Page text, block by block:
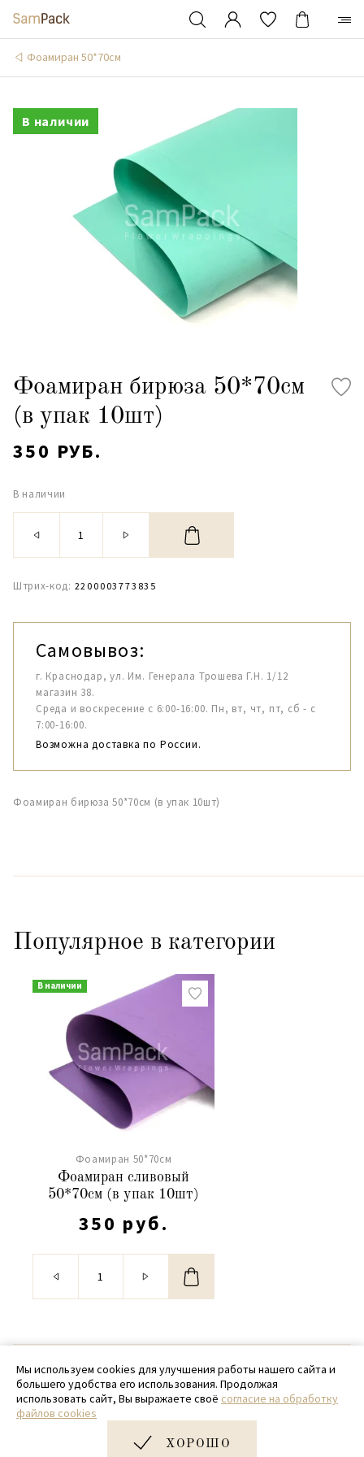
Фоамиран 50*70см
В наличии
Фоамиран бирюза 50*70см
(в упак 10шт)
350 РУБ.
В наличии
Штрих-код: 2200003773835
Самовывоз:
г. Краснодар, ул. Им. Генерала Трошева Г.Н. 1/12
магазин 38.
Среда и воскресение с 6:00-16:00. Пн, вт, чт, пт, сб - с
7:00-16:00.
Возможна доставка по России.
Фоамиран бирюза 50*70см (в упак 10шт)
Популярное в категории
В наличии
Фоамиран 50*70см
Фоамиран сливовый
50*70см (в упак 10шт)
350 руб.
© 2020 - 2026 SamPack
+ 7 (918) 699-97-87
zakaz@sampack.store
Дизайн и разработка сайта
Мы используем cookies для улучшения работы нашего сайта и
большего удобства его использования. Продолжая
использовать сайт, Вы выражаете своё согласие на обработку
файлов cookies
ХОРОШО